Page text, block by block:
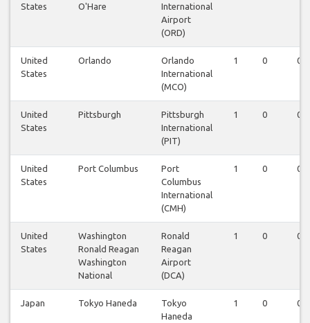
States
O'Hare
International
Airport
(ORD)
United
States
Orlando
Orlando
International
(MCO)
1 0 0
United
States
Pittsburgh
Pittsburgh
International
(PIT)
1 0 0
United
States
Port Columbus
Port
Columbus
International
(CMH)
1 0 0
United
States
Washington
Ronald Reagan
Washington
National
Ronald
Reagan
Airport
(DCA)
1 0 0
Japan Tokyo Haneda
Tokyo
Haneda
1 0 0